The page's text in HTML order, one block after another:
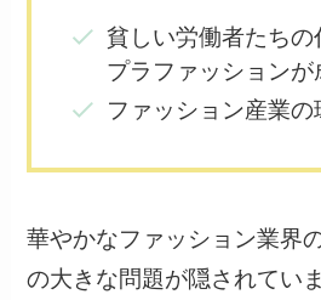
貧しい労働者たちの
プラファッションが
ファッション産業の
華やかなファッション業界
の大きな問題が隠されていま